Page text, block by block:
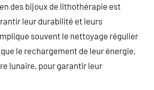
des bijoux de lithothérapie est
leur durabilité et leurs
souvent le nettoyage régulier
le rechargement de leur énergie,
lunaire, pour garantir leur